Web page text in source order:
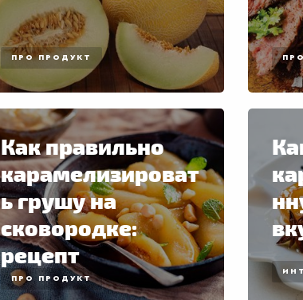
ПРО ПРОДУКТ
Как правильно
карамелизироват
ь грушу на
сковородке:
рецепт
ПРО ПРОДУКТ